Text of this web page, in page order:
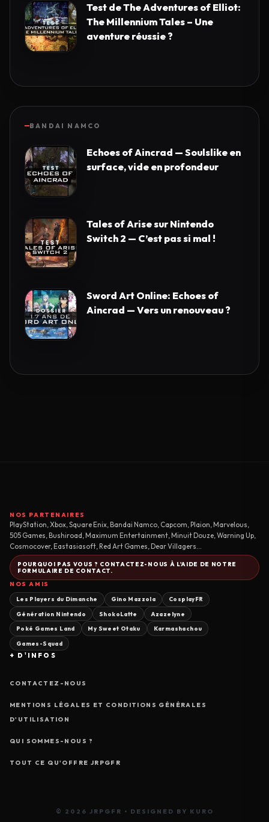
Test de The Adventures of Elliot:
The Millennium Tales – Une
aventure réussie ?
BANDAI NAMCO
Echoes of Aincrad — Soulslike en
surface, vide en profondeur
Tales of Arise sur Nintendo
Switch 2 — C’est pas si mal !
Sword Art Online: Echoes of
Aincrad — Vers un renouveau ?
NOS PARTENAIRES
PlayStation, Xbox, Square Enix, Bandai Namco, Capcom, Plaion, Marvelous,
505 Games, Bushiroad, Maximum Entertainment, Minuit Douze, Warning Up,
Cosmocover, Eastasiasoft, Red Art Games, Dear Villagers...
POURQUOI PAS VOUS ? CONTACTEZ-NOUS À L'AIDE DE NOTRE
FORMULAIRE DE CONTACT.
NOS AMIS
Les Players du Dimanche Gino Mazzola CosplayFR
Génération Nintendo ShokoLatte Azazelyne
Poké Games Land My Sweet Otaku Karmashachou
Games-Squad
+ D'INFOS
CONTACTEZ-NOUS
MENTIONS LÉGALES ET CONDITIONS GÉNÉRALES
D'UTILISATION
QUI SOMMES-NOUS ?
TOUT CE QU'OFFRE JRPGFR
© 2026 JRPGFR • DESIGNED BY KURO